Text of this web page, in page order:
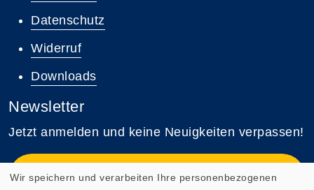
Datenschutz
Widerruf
Downloads
Newsletter
Jetzt anmelden und keine Neuigkeiten verpassen!
Zum Newsletter anmelden
Wir speichern und verarbeiten Ihre personenbezogenen